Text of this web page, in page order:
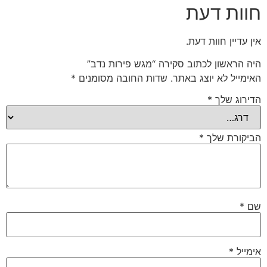
חוות דעת
אין עדיין חוות דעת.
היה הראשון לכתוב סקירה “מגש פירות נדב”
האימייל לא יוצג באתר. שדות החובה מסומנים *
הדירוג שלך *
הביקורת שלך *
שם *
אימייל *